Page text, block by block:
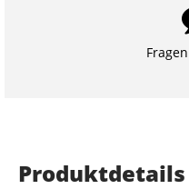
Produktdetails